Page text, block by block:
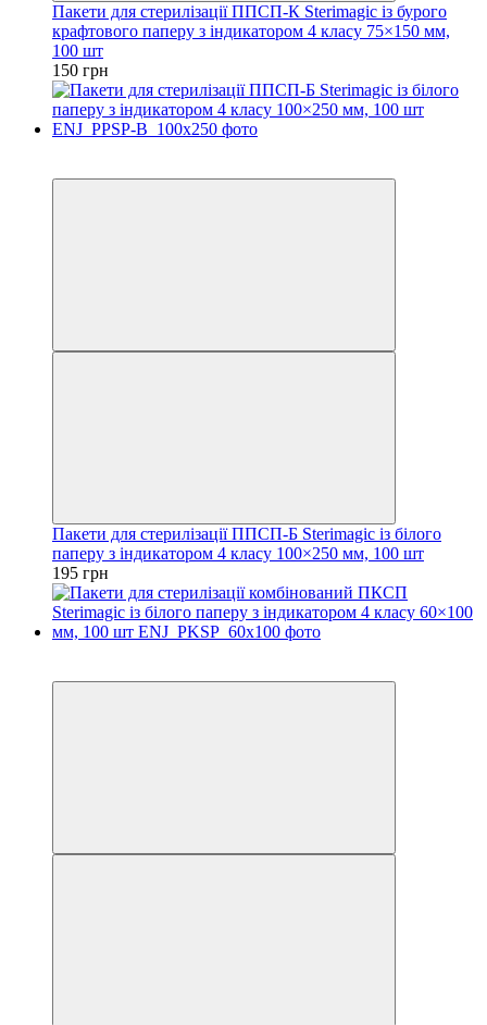
Пакети для стерилізації ППСП-К Sterimagic із бурого
крафтового паперу з індикатором 4 класу 75×150 мм,
100 шт
150 грн
Пакети для стерилізації ППСП-Б Sterimagic із білого
паперу з індикатором 4 класу 100×250 мм, 100 шт
195 грн